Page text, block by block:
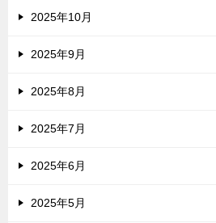
2025年10月
2025年9月
2025年8月
2025年7月
2025年6月
2025年5月